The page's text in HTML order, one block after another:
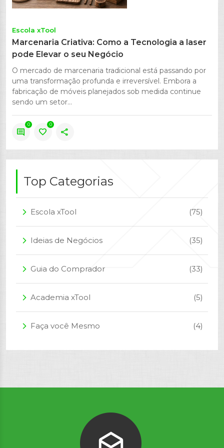
Escola xTool
Marcenaria Criativa: Como a Tecnologia a laser
pode Elevar o seu Negócio
O mercado de marcenaria tradicional está passando por
uma transformação profunda e irreversível. Embora a
fabricação de móveis planejados sob medida continue
sendo um setor...
comment
0
favorite
0
share
Top Categorias
arrow_forward_ios Escola xTool (75)
arrow_forward_ios Ideias de Negócios (35)
arrow_forward_ios Guia do Comprador (33)
arrow_forward_ios Academia xTool (5)
arrow_forward_ios Faça você Mesmo (4)